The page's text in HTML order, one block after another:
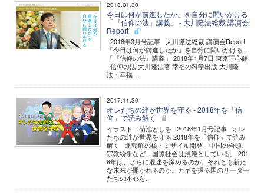
2018.01.30
今日は何か前進したか」を自分に問いかける
「『信仰の法』講義」 - 大川隆法総裁 講演会
Report
2018年3月号記事 大川隆法総裁 講演会Report
「今日は何か前進したか」を自分に問いかける
「『信仰の法』講義」 2018年1月7日 東京正心館
信仰の法 大川隆法著 幸福の科学出版 大川隆
法・幸福...
2017.11.30
オレたちの絆が世界を守る - 2018年を「信
仰」で読み解く
イラスト：菊池としを 2018年1月号記事 オレ
たちの絆が世界を守る 2018年を「信仰」で読み
解く 北朝鮮の核・ミサイル開発、中国の台頭、
宗教紛争など、国際社会は混沌としている。 201
8年は、さらに混迷を深めるのか。それとも新た
な未来が開かれるのか。カギを握る国のリーダー
たちの本心を...